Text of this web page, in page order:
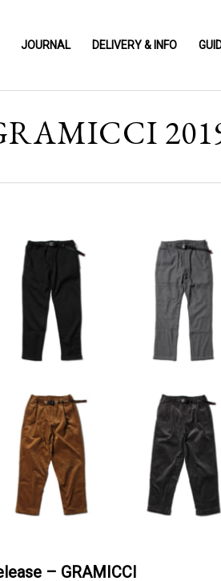
JOURNAL DELIVERY & INFO
– GRAMICCI